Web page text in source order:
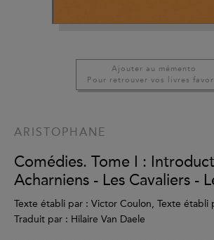
Ajouter au mémento
Pour retrouver vos livres
ARISTOPHANE
Comédies. Tome I :
Acharniens - Les Cavaliers -
Texte établi par : Victor Coulon, Texte établi
Traduit par : Hilaire Van Daele